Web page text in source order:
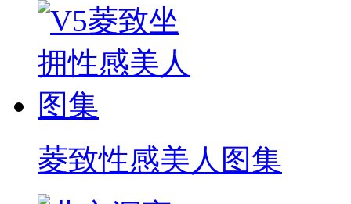
菱致性感美人图集